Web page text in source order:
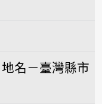
名－臺灣縣市